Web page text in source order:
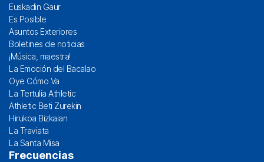
Euskadin Gaur
Es Posible
Asuntos Exteriores
Boletines de noticias
¡Música, maestra!
La Emoción del Bacalao
Oye Cómo Va
La Tertulia Athletic
Athletic Beti Zurekin
Hirukoa Bizkaian
La Traviata
La Santa Misa
Frecuencias